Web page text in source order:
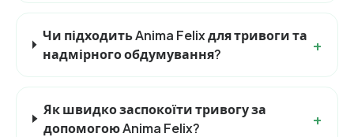
Чи підходить Anima Felix для тривоги та
надмірного обдумування?
+
Як швидко заспокоїти тривогу за
допомогою Anima Felix?
+